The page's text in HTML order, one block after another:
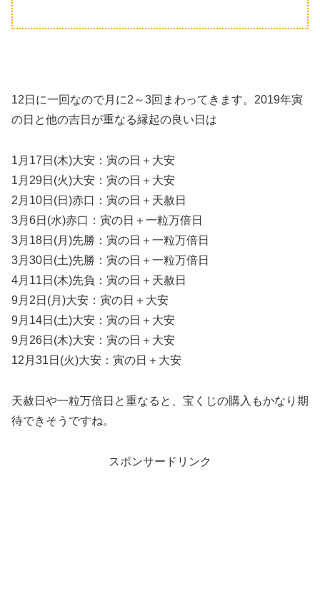
12日に一回なので月に2～3回まわってきます。2019年寅
の日と他の吉日が重なる縁起の良い日は
1月17日(木)大安：寅の日＋大安
1月29日(火)大安：寅の日＋大安
2月10日(日)赤口：寅の日＋天赦日
3月6日(水)赤口：寅の日＋一粒万倍日
3月18日(月)先勝：寅の日＋一粒万倍日
3月30日(土)先勝：寅の日＋一粒万倍日
4月11日(木)先負：寅の日＋天赦日
9月2日(月)大安：寅の日＋大安
9月14日(土)大安：寅の日＋大安
9月26日(木)大安：寅の日＋大安
12月31日(火)大安：寅の日＋大安
天赦日や一粒万倍日と重なると、宝くじの購入もかなり期
待できそうですね。
スポンサードリンク